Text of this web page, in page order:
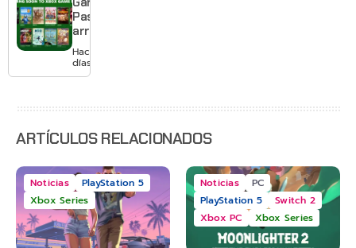
mes sin
pagar
suscripción
Pass
arranca
agosto
con
Gears of
2 y más
Hace 2
días
ARTÍCULOS RELACIONADOS
Noticias
PlayStation 5
Xbox Series
Noticias
PC
PlayStation 5
Switch 2
Xbox PC
Xbox Series